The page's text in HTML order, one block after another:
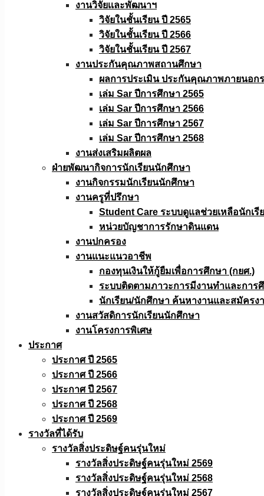
งานวิจัยเเละพัฒนาฯ
วิจัยในชั้นเรียน ปี 2565
วิจัยในชั้นเรียน ปี 2566
วิจัยในชั้นเรียน ปี 2567
งานประกันคุณภาพสถานศึกษา
ผลการประเมิน ประกันคุณภาพภายนอก
เล่ม Sar ปีการศึกษา 2565
เล่ม Sar ปีการศึกษา 2566
เล่ม Sar ปีการศึกษา 2567
เล่ม Sar ปีการศึกษา 2568
งานส่งเสริมผลิตผล
ฝ่ายพัฒนากิจการนักเรียนนักศึกษา
งานกิจกรรมนักเรียนนักศึกษา
งานครูที่ปรึกษา
Student Care ระบบดูแลช่วยเหลือนักเรี
หน่วยบัญชาการรักษาดินแดน
งานปกครอง
งานแนะแนวอาชีพ
กองทุนเงินให้กู้ยืมเพื่อการศึกษา (กยศ.)
ระบบติดตามภาวะการมีงานทำและการ
นักเรียน/นักศึกษา ค้นหางานและสมัครง
งานสวัสดิการนักเรียนนักศึกษา
งานโครงการพิเศษ
ประกาศ
ประกาศ ปี 2565
ประกาศ ปี 2566
ประกาศ ปี 2567
ประกาศ ปี 2568
ประกาศ ปี 2569
รางวัลที่ได้รับ
รางวัลสิ่งประดิษฐ์คนรุ่นใหม่
รางวัลสิ่งประดิษฐ์คนรุ่นใหม่ 2569
รางวัลสิ่งประดิษฐ์คนรุ่นใหม่ 2568
รางวัลสิ่งประดิษฐ์คนรุ่นใหม่ 2567